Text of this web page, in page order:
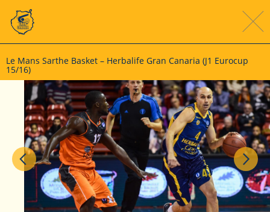
Le Mans Sarthe Basket – Herbalife Gran Canaria (J1 Eurocup
15/16)